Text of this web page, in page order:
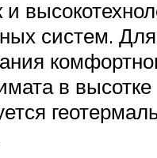
и
систем. Для
в высотке